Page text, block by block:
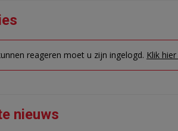
reageren moet u zijn ingelogd. Klik
nieuws